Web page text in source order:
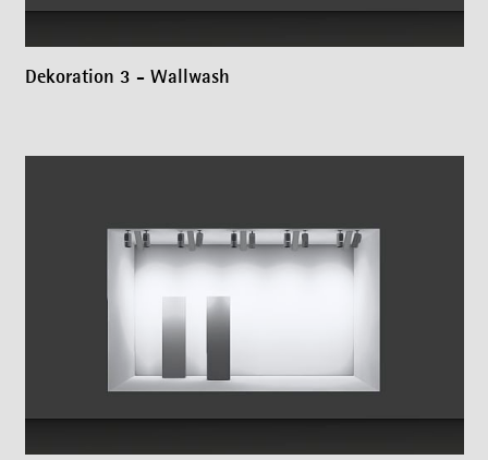
Dekoration 3 - Wallwash